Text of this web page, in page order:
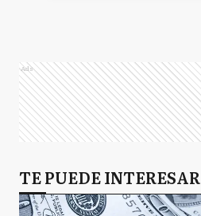
Ads
TE PUEDE INTERESAR